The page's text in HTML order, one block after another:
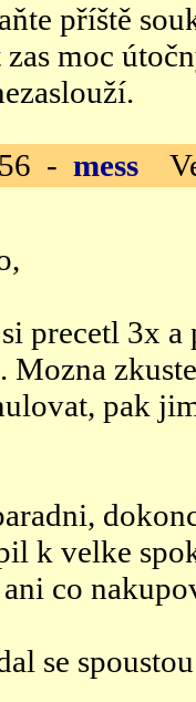
příště
moc
- mess
precetl 3x
pak
k velke
co
se